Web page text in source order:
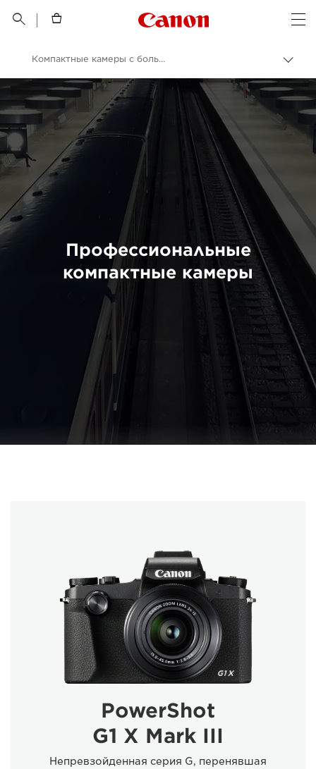
 
Canon Logo, back
Цифровые камеры
Компактные камеры с большим датчиком
Профессиональные
компактные камеры
PowerShot
G1 X Mark III
Непревзойденная серия G, перенявшая